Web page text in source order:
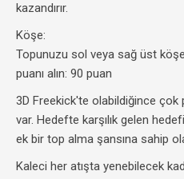
kazandırır.
Köşe:
Topunuzu sol veya sağ üst
puanı alın: 90 puan
3D Freekick'te olabildiğince
var. Hedefte karşılık gelen
ek bir top alma şansına sahip
Kaleci her atışta yenebilecek